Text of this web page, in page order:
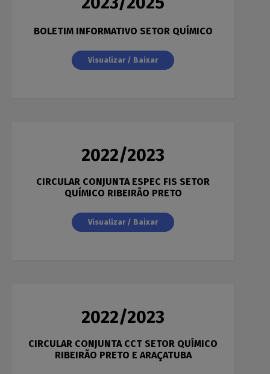
BOLETIM INFORMATIVO SETOR QUÍMICO
Visualizar / Baixar
2022/2023
CIRCULAR CONJUNTA ESPEC FIS SETOR
QUÍMICO RIBEIRÃO PRETO
Visualizar / Baixar
2022/2023
CIRCULAR CONJUNTA CCT SETOR QUÍMICO
RIBEIRÃO PRETO E ARAÇATUBA